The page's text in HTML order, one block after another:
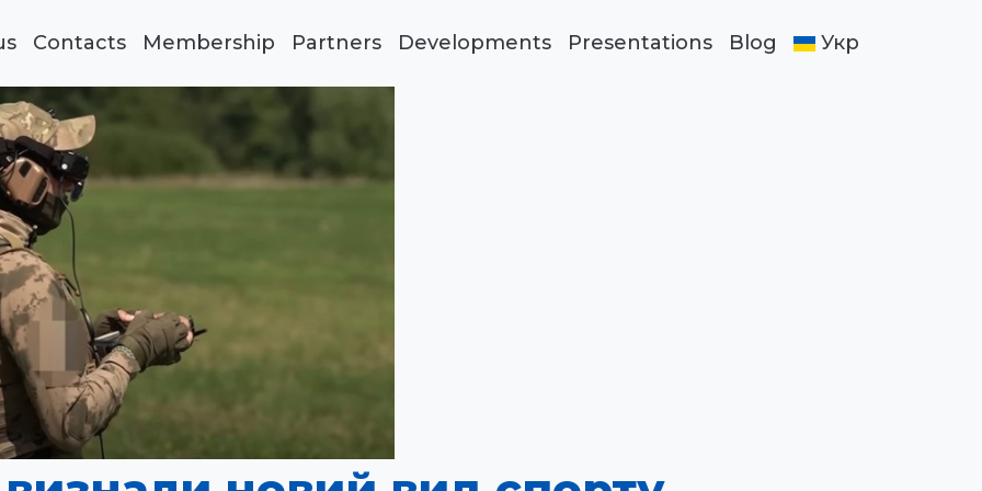
Contacts Membership Partners Developments Presentations Blog Укр